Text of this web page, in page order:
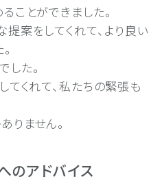
ことができました。
案をしてくれて、より良い
た。
てくれて、私たちの緊張も
りません。
のアドバイス